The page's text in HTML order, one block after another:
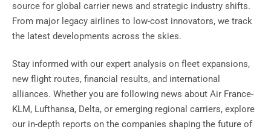
source for global carrier news and strategic industry shifts.
From major legacy airlines to low-cost innovators, we track
the latest developments across the skies.
Stay informed with our expert analysis on fleet expansions,
new flight routes, financial results, and international
alliances. Whether you are following news about Air France-
KLM, Lufthansa, Delta, or emerging regional carriers, explore
our in-depth reports on the companies shaping the future of